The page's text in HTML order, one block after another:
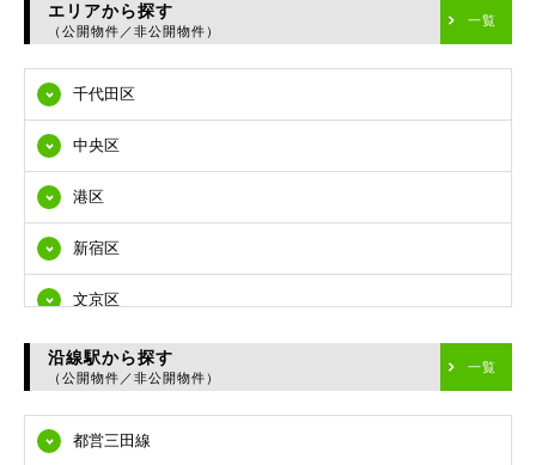
エリアから探す
（公開物件／非公開物件）
一覧
千代田区
中央区
港区
新宿区
文京区
台東区
江東区
沿線駅から探す
（公開物件／非公開物件）
一覧
都営三田線